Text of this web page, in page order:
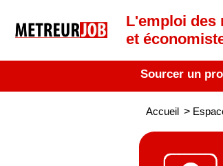
L'emploi des
et
Sourcer un
Accueil >